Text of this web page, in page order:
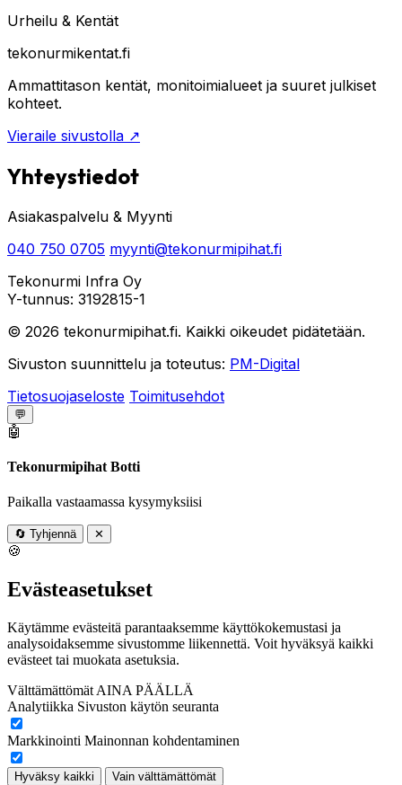
Urheilu & Kentät
tekonurmikentat.fi
Ammattitason kentät, monitoimialueet ja suuret julkiset
kohteet.
Vieraile sivustolla ↗
Yhteystiedot
Asiakaspalvelu & Myynti
040 750 0705 myynti@tekonurmipihat.fi
Tekonurmi Infra Oy
Y-tunnus: 3192815-1
© 2026 tekonurmipihat.fi. Kaikki oikeudet pidätetään.
Sivuston suunnittelu ja toteutus: PM-Digital
Tietosuojaseloste Toimitusehdot
💬
🤖
Tekonurmipihat Botti
Paikalla vastaamassa kysymyksiisi
🔄 Tyhjennä ✕
🍪
Evästeasetukset
Käytämme evästeitä parantaaksemme käyttökokemustasi ja
analysoidaksemme sivustomme liikennettä. Voit hyväksyä kaikki
evästeet tai muokata asetuksia.
Välttämättömät AINA PÄÄLLÄ
Analytiikka Sivuston käytön seuranta
Markkinointi Mainonnan kohdentaminen
Hyväksy kaikki
Vain välttämättömät